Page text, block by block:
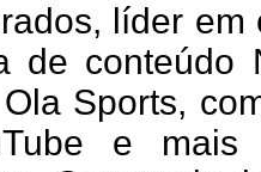
líder
de conteúdo
Sports,
e